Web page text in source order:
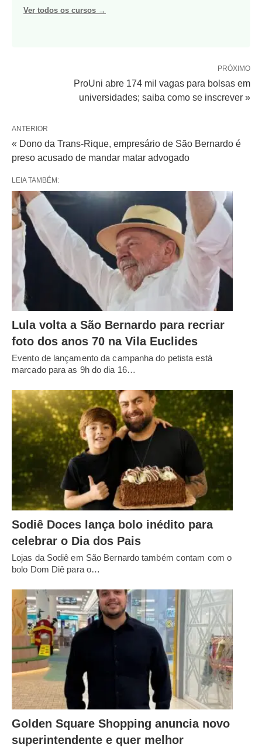
Ver todos os cursos →
PRÓXIMO
ProUni abre 174 mil vagas para bolsas em
universidades; saiba como se inscrever »
ANTERIOR
« Dono da Trans-Rique, empresário de São Bernardo é
preso acusado de mandar matar advogado
LEIA TAMBÉM:
Lula volta a São Bernardo para recriar
foto dos anos 70 na Vila Euclides
Evento de lançamento da campanha do petista está
marcado para as 9h do dia 16…
Sodiê Doces lança bolo inédito para
celebrar o Dia dos Pais
Lojas da Sodiê em São Bernardo também contam com o
bolo Dom Diê para o…
Golden Square Shopping anuncia novo
superintendente e quer melhor